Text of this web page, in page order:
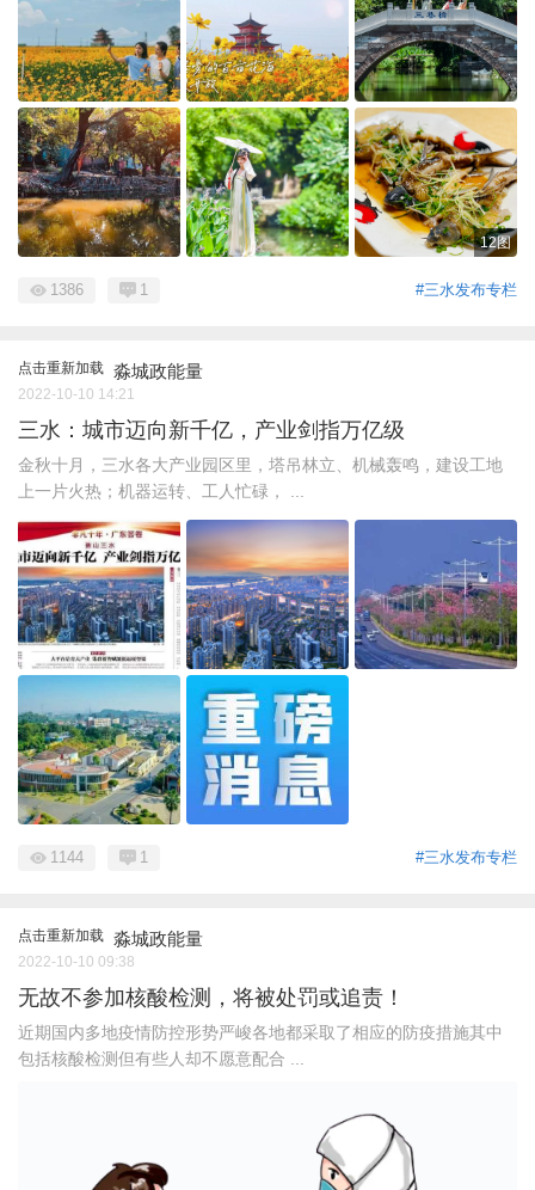
12图
#三水发布专栏
1386 1
点击重新加载 淼城政能量
2022-10-10 14:21
三水：城市迈向新千亿，产业剑指万亿级
金秋十月，三水各大产业园区里，塔吊林立、机械轰鸣，建设工地
上一片火热；机器运转、工人忙碌， ...
#三水发布专栏
1144 1
点击重新加载 淼城政能量
2022-10-10 09:38
无故不参加核酸检测，将被处罚或追责！
近期国内多地疫情防控形势严峻各地都采取了相应的防疫措施其中
包括核酸检测但有些人却不愿意配合 ...